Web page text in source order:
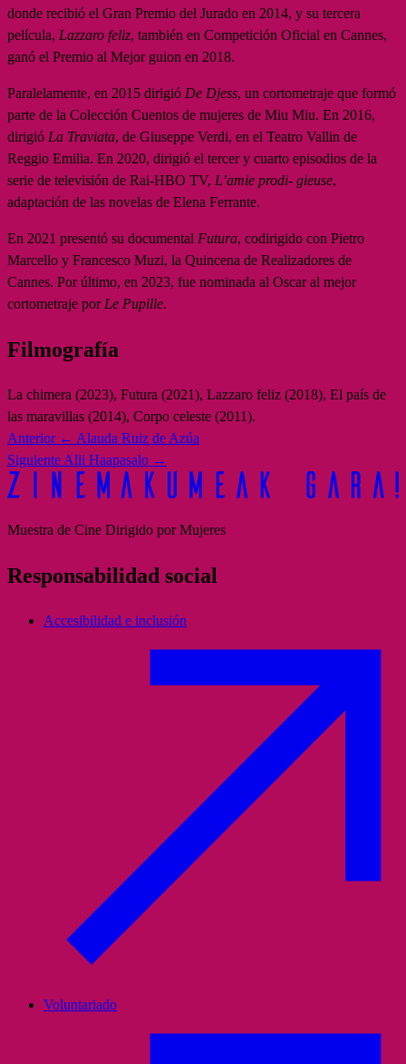
donde recibió el Gran Premio del Jurado en 2014, y su tercera
película, Lazzaro feliz, también en Competición Oficial en Cannes,
ganó el Premio al Mejor guion en 2018.
Paralelamente, en 2015 dirigió De Djess, un cortometraje que formó
parte de la Colección Cuentos de mujeres de Miu Miu. En 2016,
dirigió La Traviata, de Giuseppe Verdi, en el Teatro Vallin de
Reggio Emilia. En 2020, dirigió el tercer y cuarto episodios de la
serie de televisión de Rai-HBO TV, L’amie prodi- gieuse,
adaptación de las novelas de Elena Ferrante.
En 2021 presentó su documental Futura, codirigido con Pietro
Marcello y Francesco Muzi, la Quincena de Realizadores de
Cannes. Por último, en 2023, fue nominada al Oscar al mejor
cortometraje por Le Pupille.
Filmografía
La chimera (2023), Futura (2021), Lazzaro feliz (2018), El país de
las maravillas (2014), Corpo celeste (2011).
Anterior ← Alauda Ruiz de Azúa
Siguiente Alli Haapasalo →
Muestra de Cine Dirigido por Mujeres
Responsabilidad social
Accesibilidad e inclusión
Voluntariado